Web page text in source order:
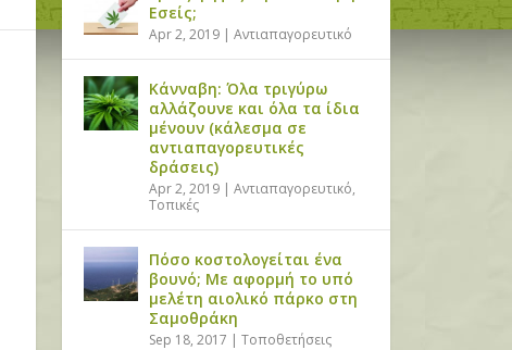
Εσείς;
Apr 2, 2019 |Αντιαπαγορευτικό
Κάνναβη: Όλα τριγύρω
αλλάζουνε και όλα τα ίδια
μένουν (κάλεσμα σε
αντιαπαγορευτικές
δράσεις)
Apr 2, 2019 |Αντιαπαγορευτικό,
Τοπικές
Πόσο κοστολογείται ένα
βουνό; Με αφορμή το υπό
μελέτη αιολικό πάρκο στη
Σαμοθράκη
Sep 18, 2017 |Τοποθετήσεις